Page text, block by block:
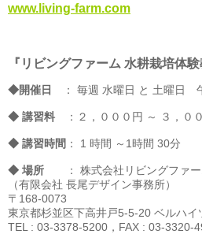
www.living-farm.com
『リビングファーム 水耕栽培体験
◆開催日 ： 毎週 水曜日 と 土曜
◆ 講習料 ：２，０００円 ～ ３，０
◆ 講習時間 ： 1 時間 ～1時間 30分
◆ 場所
： 株式会社リビングファ
（有限会社 長尾デザイン事務所）
〒168-0073
東京都杉並区下高井戸5-5-20 ベルハイ
TEL : 03-3378-5200，FAX : 03-3320-